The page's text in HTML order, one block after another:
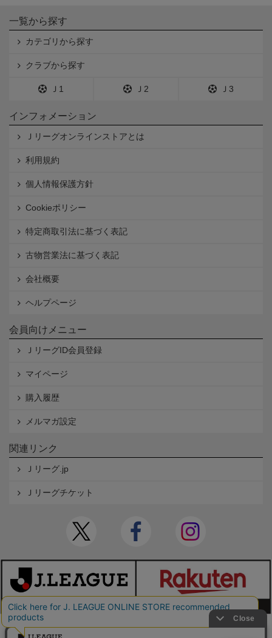
一覧から探す
カテゴリから探す
クラブから探す
Ｊ1 Ｊ2 Ｊ3
インフォメーション
Ｊリーグオンラインストアとは
利用規約
個人情報保護方針
Cookieポリシー
特定商取引法に基づく表記
古物営業法に基づく表記
会社概要
ヘルプページ
会員向けメニュー
ＪリーグID会員登録
マイページ
購入履歴
メルマガ設定
関連リンク
Ｊリーグ.jp
Ｊリーグチケット